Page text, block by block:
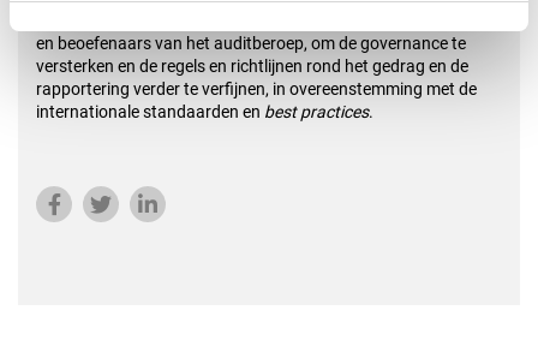
en beoefenaars van het auditberoep, om de governance te
versterken en de regels en richtlijnen rond het gedrag en de
rapportering verder te verfijnen, in overeenstemming met de
internationale standaarden en best practices.